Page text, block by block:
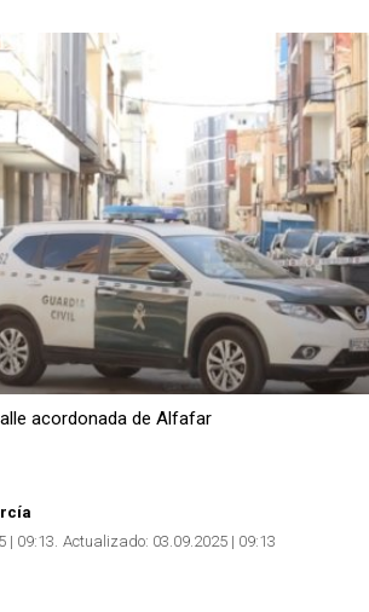
acordonada de Alfafar
| 09:13 Actualizado: 03.09.2025 | 09:13